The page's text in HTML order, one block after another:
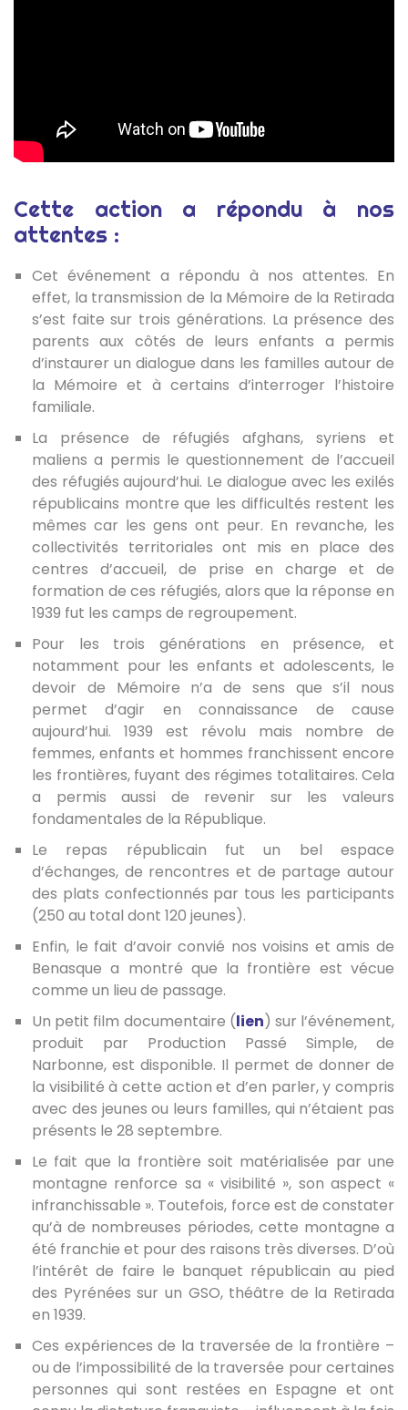
Cette action a répondu à nos
attentes :
Cet événement a répondu à nos attentes. En
effet, la transmission de la Mémoire de la Retirada
s’est faite sur trois générations. La présence des
parents aux côtés de leurs enfants a permis
d’instaurer un dialogue dans les familles autour de
la Mémoire et à certains d’interroger l’histoire
familiale.
La présence de réfugiés afghans, syriens et
maliens a permis le questionnement de l’accueil
des réfugiés aujourd’hui. Le dialogue avec les exilés
républicains montre que les difficultés restent les
mêmes car les gens ont peur. En revanche, les
collectivités territoriales ont mis en place des
centres d’accueil, de prise en charge et de
formation de ces réfugiés, alors que la réponse en
1939 fut les camps de regroupement.
Pour les trois générations en présence, et
notamment pour les enfants et adolescents, le
devoir de Mémoire n’a de sens que s’il nous
permet d’agir en connaissance de cause
aujourd’hui. 1939 est révolu mais nombre de
femmes, enfants et hommes franchissent encore
les frontières, fuyant des régimes totalitaires. Cela
a permis aussi de revenir sur les valeurs
fondamentales de la République.
Le repas républicain fut un bel espace
d’échanges, de rencontres et de partage autour
des plats confectionnés par tous les participants
(250 au total dont 120 jeunes).
Enfin, le fait d’avoir convié nos voisins et amis de
Benasque a montré que la frontière est vécue
comme un lieu de passage.
Un petit film documentaire (lien) sur l’événement,
produit par Production Passé Simple, de
Narbonne, est disponible. Il permet de donner de
la visibilité à cette action et d’en parler, y compris
avec des jeunes ou leurs familles, qui n’étaient pas
présents le 28 septembre.
Le fait que la frontière soit matérialisée par une
montagne renforce sa « visibilité », son aspect «
infranchissable ». Toutefois, force est de constater
qu’à de nombreuses périodes, cette montagne a
été franchie et pour des raisons très diverses. D’où
l’intérêt de faire le banquet républicain au pied
des Pyrénées sur un GSO, théâtre de la Retirada
en 1939.
Ces expériences de la traversée de la frontière –
ou de l’impossibilité de la traversée pour certaines
personnes qui sont restées en Espagne et ont